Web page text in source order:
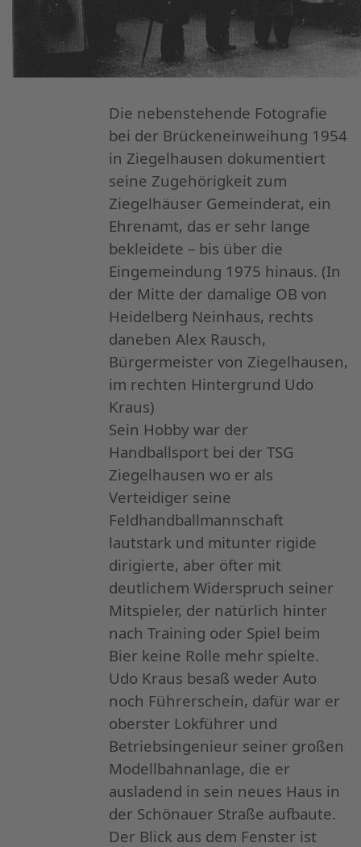
Die nebenstehende Fotografie
bei der Brückeneinweihung 1954
in Ziegelhausen dokumentiert
seine Zugehörigkeit zum
Ziegelhäuser Gemeinderat, ein
Ehrenamt, das er sehr lange
bekleidete – bis über die
Eingemeindung 1975 hinaus. (In
der Mitte der damalige OB von
Heidelberg Neinhaus, rechts
daneben Alex Rausch,
Bürgermeister von Ziegelhausen,
im rechten Hintergrund Udo
Kraus)
Sein Hobby war der
Handballsport bei der TSG
Ziegelhausen wo er als
Verteidiger seine
Feldhandballmannschaft
lautstark und mitunter rigide
dirigierte, aber öfter mit
deutlichem Widerspruch seiner
Mitspieler, der natürlich hinter
nach Training oder Spiel beim
Bier keine Rolle mehr spielte.
Udo Kraus besaß weder Auto
noch Führerschein, dafür war er
oberster Lokführer und
Betriebsingenieur seiner großen
Modellbahnanlage, die er
ausladend in sein neues Haus in
der Schönauer Straße aufbaute.
Der Blick aus dem Fenster ist